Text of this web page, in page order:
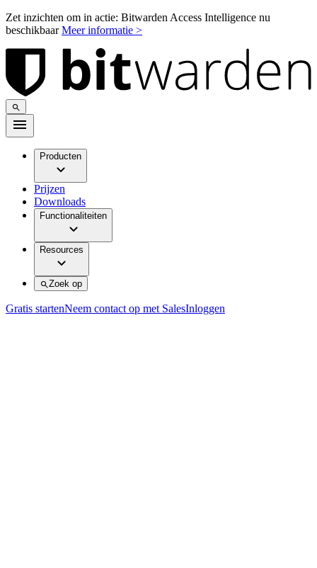
Zet inzichten om in actie: Bitwarden Access Intelligence nu
beschikbaarMeer informatie >
Producten
Prijzen
Downloads
Functionaliteiten
Resources
Zoek op
Gratis startenNeem contact op met SalesInloggen